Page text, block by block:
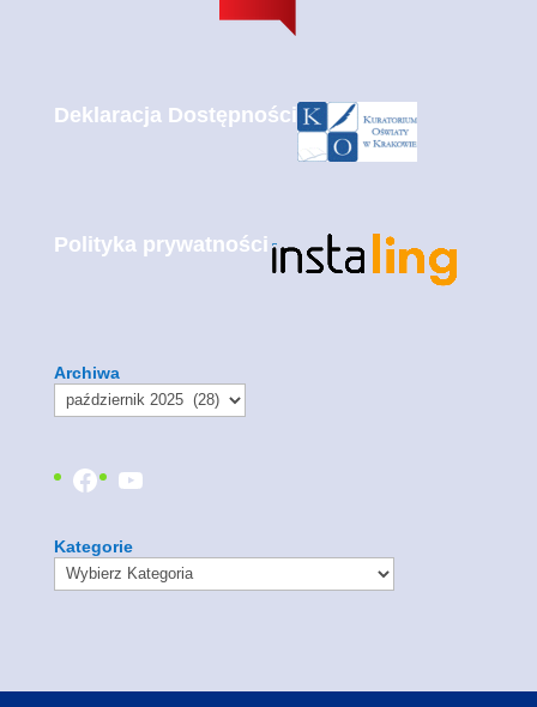
Deklaracja Dostępności
Polityka prywatności
Archiwa
Facebook
YouTube
Kategorie